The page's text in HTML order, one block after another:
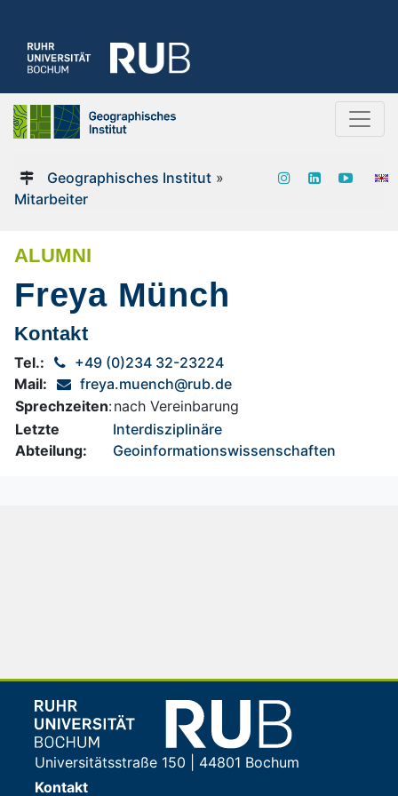
Geographisches Institut»
Mitarbeiter
ALUMNI
Freya Münch
Kontakt
Tel.:
+49 (0)234 32-23224
Mail:
freya.muench@rub.de
Sprechzeiten:nach Vereinbarung
Letzte
Abteilung:
Interdisziplinäre
Geoinformationswissenschaften
Universitätsstraße 150 | 44801 Bochum
Kontakt